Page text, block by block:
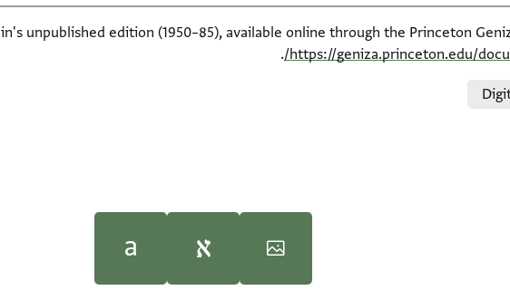
unpublished edition (1950–85), available online through the Princeton
https://geniza.princeton.edu/
.